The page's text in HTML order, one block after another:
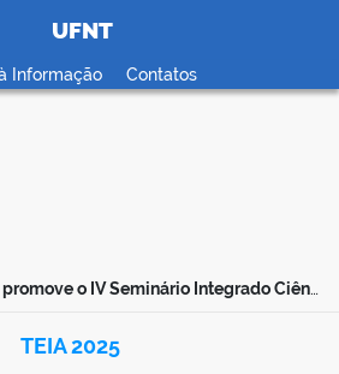
UFNT
Informação Contatos
UFNT promove o IV Seminário Integrado Ciência e Sociedade com ampla programação
TEIA 2025